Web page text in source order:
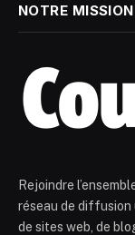
NOTRE MISSION
Rejoindre
réseau de diffusion
de sites web, de